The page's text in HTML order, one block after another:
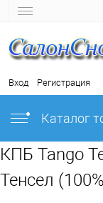
Вход Регистрация
Каталог
КПБ Tango
Тенсел